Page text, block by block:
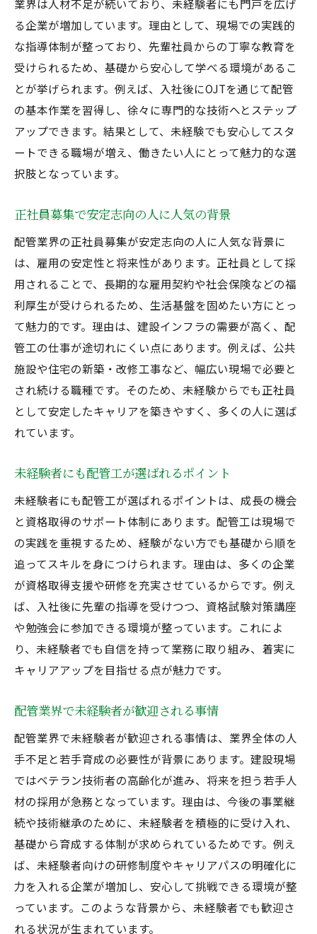
業界は人材不足が続いており、未経験者にも門戸を広げ
る企業が増加しています。理由として、現場での実践的
な指導体制が整っており、先輩社員からの丁寧な教育を
受けられるため、基礎から安心して学べる環境があるこ
とが挙げられます。例えば、入社後にOJTを通じて配管
の基本作業を習得し、徐々に専門的な技術へとステップ
アップできます。結果として、未経験でも安心してスタ
ートできる職場が増え、働きたい人にとって魅力的な選
択肢となっています。
正社員募集で安定志向の人に人気の背景
配管業界の正社員募集が安定志向の人に人気な背景に
は、雇用の安定性と将来性があります。正社員として採
用されることで、長期的な雇用契約や社会保険などの福
利厚生が受けられるため、生活基盤を固めたい方にとっ
て魅力的です。理由は、建設インフラの需要が高く、配
管工の仕事が途切れにくい点にあります。例えば、公共
施設や住宅の新築・改修工事など、幅広い現場で必要と
され続ける職種です。そのため、未経験からでも正社員
として安定したキャリアを築きやすく、多くの人に選ば
れています。
未経験者にも配管工が選ばれるポイント
未経験者にも配管工が選ばれるポイントは、成長の機会
と資格取得のサポート体制にあります。配管工は現場で
の実践を重視するため、経験がない方でも基礎から順を
追ってスキルを身につけられます。理由は、多くの企業
が資格取得支援や研修を充実させているからです。例え
ば、入社後に先輩の指導を受けつつ、資格試験対策講座
や勉強会に参加できる環境が整っています。これによ
り、未経験者でも自信を持って業務に取り組み、着実に
キャリアアップを目指せる点が魅力です。
配管業界で未経験者が歓迎される事情
配管業界で未経験者が歓迎される事情は、業界全体の人
手不足と若手育成の必要性が背景にあります。建設現場
ではベテラン技術者の高齢化が進み、将来を担う若手人
材の採用が急務となっています。理由は、今後の事業継
続や技術継承のために、未経験者を積極的に受け入れ、
基礎から育成する体制が求められているためです。例え
ば、未経験者向けの研修制度やキャリアパスの明確化に
力を入れる企業が増加し、安心して挑戦できる環境が整
っています。このような背景から、未経験者でも歓迎さ
れる状況が生まれています。